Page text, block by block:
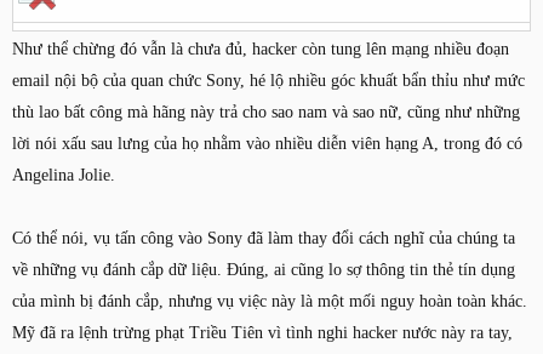
Như thể chừng đó vẫn là chưa đủ, hacker còn tung lên mạng nhiều đoạn
email nội bộ của quan chức Sony, hé lộ nhiều góc khuất bẩn thỉu như mức
thù lao bất công mà hãng này trả cho sao nam và sao nữ, cũng như những
lời nói xấu sau lưng của họ nhằm vào nhiều diễn viên hạng A, trong đó có
Angelina Jolie.
Có thể nói, vụ tấn công vào Sony đã làm thay đổi cách nghĩ của chúng ta
về những vụ đánh cắp dữ liệu. Đúng, ai cũng lo sợ thông tin thẻ tín dụng
của mình bị đánh cắp, nhưng vụ việc này là một mối nguy hoàn toàn khác.
Mỹ đã ra lệnh trừng phạt Triều Tiên vì tình nghi hacker nước này ra tay,